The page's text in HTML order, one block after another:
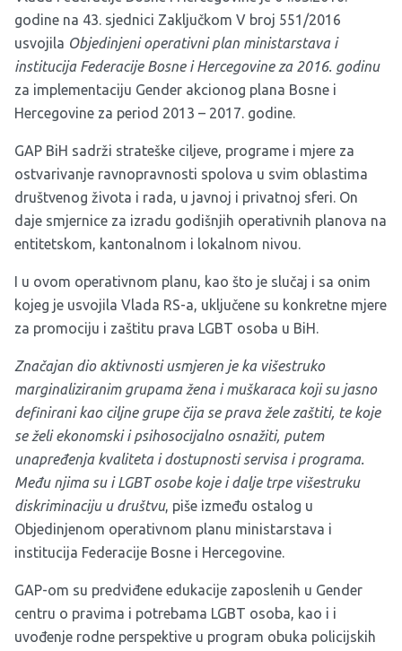
godine na 43. sjednici Zaključkom V broj 551/2016
usvojila Objedinjeni operativni plan ministarstava i
institucija Federacije Bosne i Hercegovine za 2016. godinu
za implementaciju Gender akcionog plana Bosne i
Hercegovine za period 2013 – 2017. godine.
GAP BiH sadrži strateške ciljeve, programe i mjere za
ostvarivanje ravnopravnosti spolova u svim oblastima
društvenog života i rada, u javnoj i privatnoj sferi. On
daje smjernice za izradu godišnjih operativnih planova na
entitetskom, kantonalnom i lokalnom nivou.
I u ovom operativnom planu, kao što je slučaj i sa onim
kojeg je usvojila Vlada RS-a, uključene su konkretne mjere
za promociju i zaštitu prava LGBT osoba u BiH.
Značajan dio aktivnosti usmjeren je ka višestruko
marginaliziranim grupama žena i muškaraca koji su jasno
definirani kao ciljne grupe čija se prava žele zaštiti, te koje
se želi ekonomski i psihosocijalno osnažiti, putem
unapređenja kvaliteta i dostupnosti servisa i programa.
Među njima su i LGBT osobe koje i dalje trpe višestruku
diskriminaciju u društvu, piše između ostalog u
Objedinjenom operativnom planu ministarstava i
institucija Federacije Bosne i Hercegovine.
GAP-om su predviđene edukacije zaposlenih u Gender
centru o pravima i potrebama LGBT osoba, kao i i
uvođenje rodne perspektive u program obuka policijskih